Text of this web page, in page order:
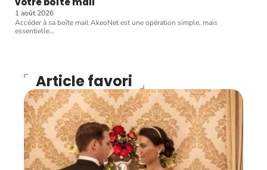
1 août 2026
Accéder à sa boîte mail AkeoNet est une opération simple, mais
essentielle…
Article favori